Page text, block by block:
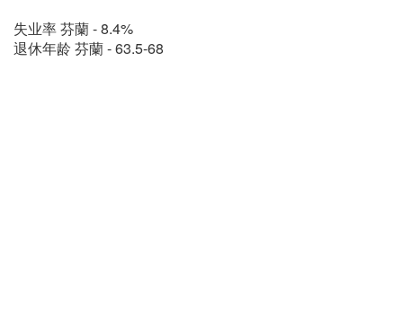
失业率 芬蘭 - 8.4%
退休年龄 芬蘭 - 63.5-68